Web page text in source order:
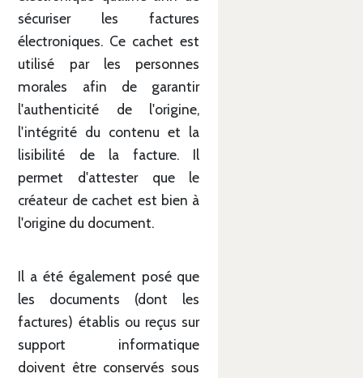
sécuriser les factures
électroniques. Ce cachet est
utilisé par les personnes
morales afin de garantir
l'authenticité de l'origine,
l'intégrité du contenu et la
lisibilité de la facture. Il
permet d'attester que le
créateur de cachet est bien à
l'origine du document.
Il a été également posé que
les documents (dont les
factures) établis ou reçus sur
support informatique
doivent être conservés sous